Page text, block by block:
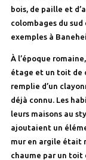
bois, de paille et
colombages du
exemples à
À l’époque
étage et un toit de
remplie d’un
déjà connu. Les
leurs maisons au
ajoutaient un
mur en argile était
chaume par un toit